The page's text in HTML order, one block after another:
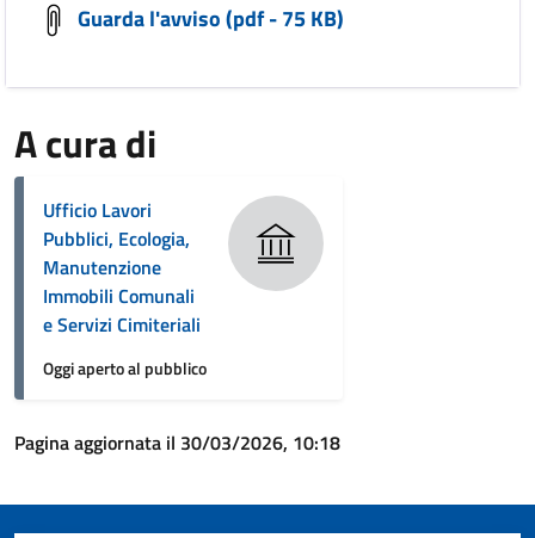
Guarda l'avviso (pdf - 75 KB)
A cura di
Ufficio Lavori
Pubblici, Ecologia,
Manutenzione
Immobili Comunali
e Servizi Cimiteriali
Oggi aperto al pubblico
Pagina aggiornata il 30/03/2026, 10:18